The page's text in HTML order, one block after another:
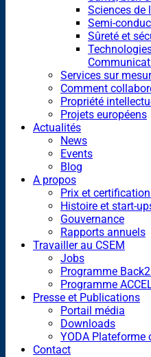
Sciences de
Semi-
Sûreté et
Services sur
Comment
Propriété
Projets européens
Actualités
News
Events
Blog
A propos
Prix et
Histoire et start-
Gouvernance
Rapports annuels
Travailler au CSEM
Jobs
Programme
Programme
Presse et Publications
Portail média
Downloads
YODA Plateforme
Contact